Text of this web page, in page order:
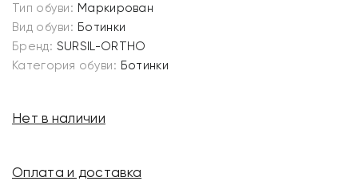
Тип обуви: Маркирован
Вид обуви: Ботинки
Бренд: SURSIL-ORTHO
Категория обуви: Ботинки
Нет в наличии
Оплата и доставка